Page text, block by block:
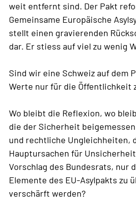
weit entfernt sind. Der Pakt
Gemeinsame Europäische
stellt einen gravierenden
dar. Er stiess auf viel zu wenig
Sind wir eine Schweiz auf dem
Werte nur für die Öffentlichkeit
Wo bleibt die Reflexion, wo
die der Sicherheit
und rechtliche Ungleichheiten,
Hauptursachen für
Vorschlag des Bundesrats, nur
Elemente des EU-Asylpakts zu
verschärft werden?